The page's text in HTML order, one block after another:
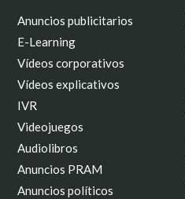
Anuncios publicitarios
E-Learning
Vídeos corporativos
Vídeos explicativos
IVR
Videojuegos
Audiolibros
Anuncios PRAM
Anuncios políticos